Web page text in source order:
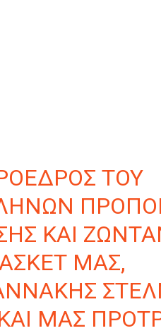
ΤΟΥ
ΚΑΙ
ΜΑΣ,
ΜΑΣ